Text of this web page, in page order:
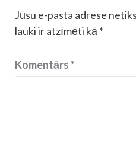
Jūsu e-pasta adrese
lauki ir atzīmēti kā *
Komentārs*